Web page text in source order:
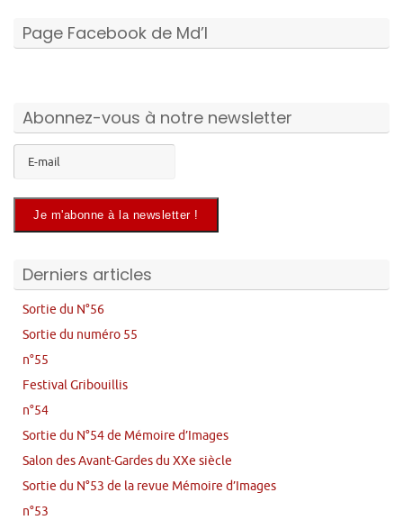
Page Facebook de Md’I
Abonnez-vous à notre newsletter
Derniers articles
Sortie du N°56
Sortie du numéro 55
n°55
Festival Gribouillis
n°54
Sortie du N°54 de Mémoire d’Images
Salon des Avant-Gardes du XXe siècle
Sortie du N°53 de la revue Mémoire d’Images
n°53